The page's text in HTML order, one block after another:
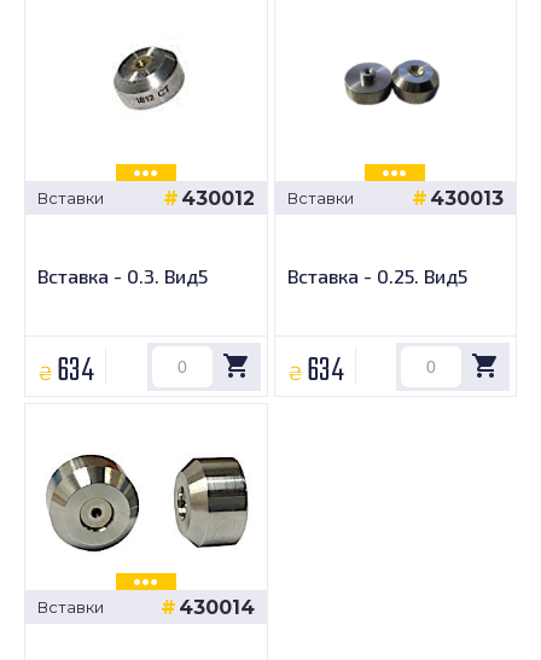
Вставки 430012
Вставка - 0.3. Вид5
₴ 634
Вставки 430013
Вставка - 0.25. Вид5
₴ 634
Вставки 430014